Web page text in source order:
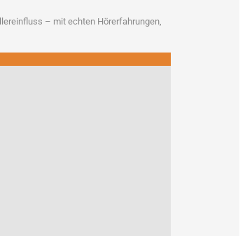
– mit ech­ten Hör­erfah­run­gen,